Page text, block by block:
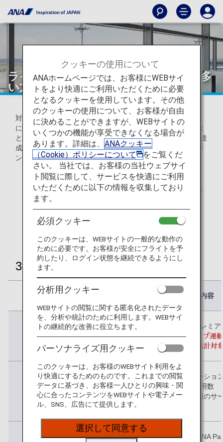
ライフソリューションサービス利用が多
い方のステイタス獲得条件
対象期間中、飛行機のご利用による獲得プレミアムポイント
に加えて、ライフソリューションサービスのサービス利用数
とANAカード・ANA Pay決済額を合わせた3つの条件を全て達
成された方に、翌年度4月から1年間にわたってプレミアムメ
ンバーサービスのステイタスを付与いたします。
ライフソリューションサービスとは、飛行機の利用以
外に、買い物など生活におけるさまざまなサービスの
総称です。
ライフソリューションサービス利用のステイタス獲得
では、プレミアムメンバー事前サービスは対象外で
す。
3つの条件・対象期間
内容
条件1 年間の獲得プレミ
（ANAグループ運
のみ集計対
条件2
ライフソリューショ
用数
（一部利用必須のサ
条件3
ANAカード・ANA
クッキーの使用について
ANAホームページでは、お客様にWEBサイ
トをより快適にご利用いただくために必要
となるクッキーを使用しています。その他
のクッキーの使用について、お客様が自由
に決めることができますが、WEBサイトの
いくつかの機能が享受できなくなる場合が
あります。詳細は、 ANAクッキー
（Cookie）ポリシーについて
をご覧くだ
さい。 当社では、お客様の当社ウェブサイ
ト閲覧に際して、サービスを快適にご利用
いただくために以下の情報を収集しており
ます。
必須クッキー
このクッキーは、WEBサイトの一般的な動作の
ために必要です。お客様が安全にフライトを予
約したり、ログイン状態を継続できるようにし
ます。
分析用クッキー
WEBサイトの閲覧に関する匿名化されたデータ
を、分析や統計のために利用します。WEBサイ
トの継続的な改善に役立ちます。
パーソナライズ用クッキー
このクッキーは、お客様のWEBサイト利用をよ
り快適にするためのものです。これまでの閲覧
データに基づき、お客様一人ひとりの興味・関
心に合ったコンテンツをWEBサイトや電子メー
ル、SNS、広告にて提供します。
選択して同意する